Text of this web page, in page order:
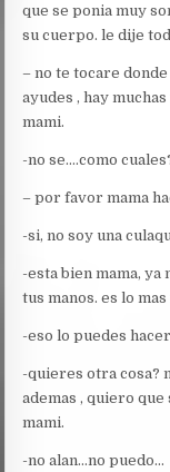
que se ponia muy
su cuerpo. le dije
– no te tocare
ayudes , hay
mami.
-no se….como
– por favor mama
-si, no soy una
-esta bien mama, ya
tus manos. es lo
-eso lo puedes
-quieres otra cosa?
ademas , quiero que
mami.
-no alan…no puedo…